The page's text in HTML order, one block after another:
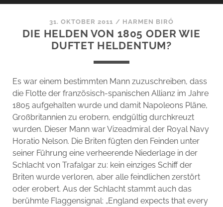
MANUFAKTUREN
DUFTNOTEN
KOMMENTARE
LINK-SAMMLUNG
ARTIKEL-ARCHIV
ONLINE-SHOP
DAS ALZD-TEAM
31. OKTOBER 2011 / HARMEN BIRÓ
DIE HELDEN VON 1805 ODER WIE
DUFTET HELDENTUM?
Es war einem bestimmten Mann zuzuschreiben, dass
die Flotte der französisch-spanischen Allianz im Jahre
1805 aufgehalten wurde und damit Napoleons Pläne,
Großbritannien zu erobern, endgültig durchkreuzt
wurden. Dieser Mann war Vizeadmiral der Royal Navy
Horatio Nelson. Die Briten fügten den Feinden unter
seiner Führung eine verheerende Niederlage in der
Schlacht von Trafalgar zu: kein einziges Schiff der
Briten wurde verloren, aber alle feindlichen zerstört
oder erobert. Aus der Schlacht stammt auch das
berühmte Flaggensignal: „England expects that every